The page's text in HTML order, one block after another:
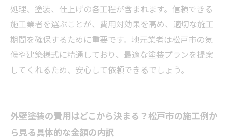
処理、塗装、仕上げの各工程が含まれます。信頼できる
施工業者を選ぶことが、費用対効果を高め、適切な施工
期間を確保するために重要です。地元業者は松戸市の気
候や建築様式に精通しており、最適な塗装プランを提案
してくれるため、安心して依頼できるでしょう。
外壁塗装の費用はどこから決まる？松戸市の施工例か
ら見る具体的な金額の内訳